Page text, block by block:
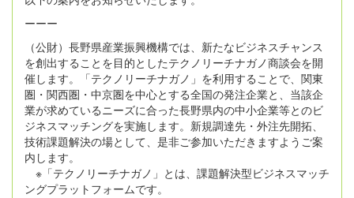
ーーー
（公財）長野県産業振興機構では、新たなビジネスチャンス
を創出することを目的としたテクノリーチナガノ商談会を開
催します。「テクノリーチナガノ」を利用することで、関東
圏・関西圏・中京圏を中心とする全国の発注企業と、当該企
業が求めているニーズに合った長野県内の中小企業等とのビ
ジネスマッチングを実施します。新規調達先・外注先開拓、
技術課題解決の場として、是非ご参加いただきますようご案
内します。
※「テクノリーチナガノ」とは、課題解決型ビジネスマッチ
ングプラットフォームです。